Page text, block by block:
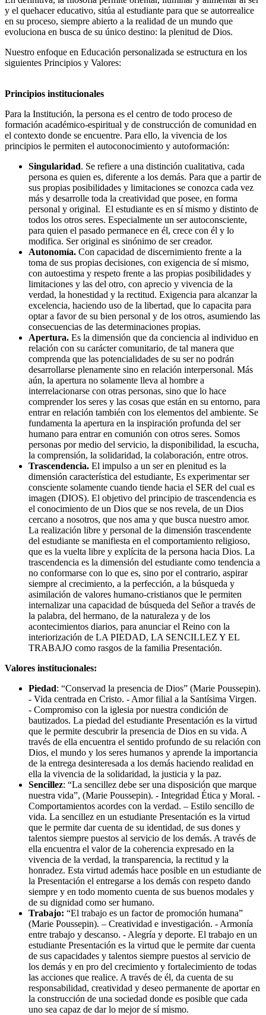
y el quehacer educativo, sitúa al estudiante para que se autorrealice
en su proceso, siempre abierto a la realidad de un mundo que
evoluciona en busca de su único destino: la plenitud de Dios.
Nuestro enfoque en Educación personalizada se estructura en los
siguientes Principios y Valores:
Principios institucionales
Para la Institución, la persona es el centro de todo proceso de
formación académico-espiritual y de construcción de comunidad en
el contexto donde se encuentre. Para ello, la vivencia de los
principios le permiten el autoconocimiento y autoformación:
Singularidad. Se refiere a una distinción cualitativa, cada
persona es quien es, diferente a los demás. Para que a partir de
sus propias posibilidades y limitaciones se conozca cada vez
más y desarrolle toda la creatividad que posee, en forma
personal y original. El estudiante es en sí mismo y distinto de
todos los otros seres. Especialmente un ser autoconsciente,
para quien el pasado permanece en él, crece con él y lo
modifica. Ser original es sinónimo de ser creador.
Autonomía. Con capacidad de discernimiento frente a la
toma de sus propias decisiones, con exigencia de sí mismo,
con autoestima y respeto frente a las propias posibilidades y
limitaciones y las del otro, con aprecio y vivencia de la
verdad, la honestidad y la rectitud. Exigencia para alcanzar la
excelencia, haciendo uso de la libertad, que lo capacita para
optar a favor de su bien personal y de los otros, asumiendo las
consecuencias de las determinaciones propias.
Apertura. Es la dimensión que da conciencia al individuo en
relación con su carácter comunitario, de tal manera que
comprenda que las potencialidades de su ser no podrán
desarrollarse plenamente sino en relación interpersonal. Más
aún, la apertura no solamente lleva al hombre a
interrelacionarse con otras personas, sino que lo hace
comprender los seres y las cosas que están en su entorno, para
entrar en relación también con los elementos del ambiente. Se
fundamenta la apertura en la inspiración profunda del ser
humano para entrar en comunión con otros seres. Somos
personas por medio del servicio, la disponibilidad, la escucha,
la comprensión, la solidaridad, la colaboración, entre otros.
Trascendencia. El impulso a un ser en plenitud es la
dimensión característica del estudiante, Es experimentar ser
consciente solamente cuando tiende hacia el SER del cual es
imagen (DIOS). El objetivo del principio de trascendencia es
el conocimiento de un Dios que se nos revela, de un Dios
cercano a nosotros, que nos ama y que busca nuestro amor.
La realización libre y personal de la dimensión trascendente
del estudiante se manifiesta en el comportamiento religioso,
que es la vuelta libre y explícita de la persona hacia Dios. La
trascendencia es la dimensión del estudiante como tendencia a
no conformarse con lo que es, sino por el contrario, aspirar
siempre al crecimiento, a la perfección, a la búsqueda y
asimilación de valores humano-cristianos que le permiten
internalizar una capacidad de búsqueda del Señor a través de
la palabra, del hermano, de la naturaleza y de los
acontecimientos diarios, para anunciar el Reino con la
interiorización de LA PIEDAD, LA SENCILLEZ Y EL
TRABAJO como rasgos de la familia Presentación.
Valores institucionales:
Piedad: “Conservad la presencia de Dios” (Marie Poussepin).
- Vida centrada en Cristo. - Amor filial a la Santísima Virgen.
- Compromiso con la iglesia por nuestra condición de
bautizados. La piedad del estudiante Presentación es la virtud
que le permite descubrir la presencia de Dios en su vida. A
través de ella encuentra el sentido profundo de su relación con
Dios, el mundo y los seres humanos y aprende la importancia
de la entrega desinteresada a los demás haciendo realidad en
ella la vivencia de la solidaridad, la justicia y la paz.
Sencillez: “La sencillez debe ser una disposición que marque
nuestra vida”, (Marie Poussepin). - Integridad Ética y Moral. -
Comportamientos acordes con la verdad. – Estilo sencillo de
vida. La sencillez en un estudiante Presentación es la virtud
que le permite dar cuenta de su identidad, de sus dones y
talentos siempre puestos al servicio de los demás. A través de
ella encuentra el valor de la coherencia expresado en la
vivencia de la verdad, la transparencia, la rectitud y la
honradez. Esta virtud además hace posible en un estudiante de
la Presentación el entregarse a los demás con respeto dando
siempre y en todo momento cuenta de sus buenos modales y
de su dignidad como ser humano.
Trabajo: “El trabajo es un factor de promoción humana”
(Marie Poussepin). – Creatividad e investigación. - Armonía
entre trabajo y descanso. - Alegría y deporte. El trabajo en un
estudiante Presentación es la virtud que le permite dar cuenta
de sus capacidades y talentos siempre puestos al servicio de
los demás y en pro del crecimiento y fortalecimiento de todas
las acciones que realice. A través de él, da cuenta de su
responsabilidad, creatividad y deseo permanente de aportar en
la construcción de una sociedad donde es posible que cada
uno sea capaz de dar lo mejor de sí mismo.